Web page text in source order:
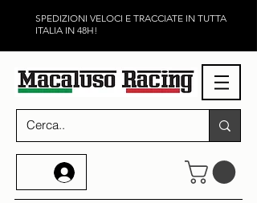
SPEDIZIONI VELOCI E TRACCIATE IN TUTTA
ITALIA IN 48H!